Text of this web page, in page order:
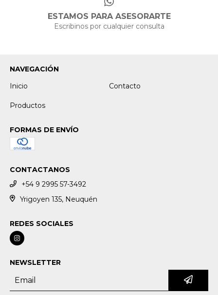
ESTAMOS PARA ASESORARTE
Escribinos por cualquier consulta
NAVEGACIÓN
Inicio
Contacto
Productos
FORMAS DE ENVÍO
CONTACTANOS
+54 9 2995 57-3492
Yrigoyen 135, Neuquén
REDES SOCIALES
NEWSLETTER